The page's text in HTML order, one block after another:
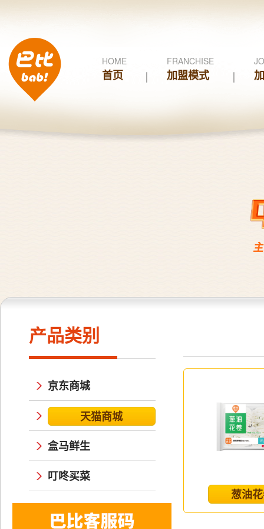
HOME
首页
FRANCHISE
加盟模式
葱油
产品类别
京东商城
天猫商城
盒马鲜生
叮咚买菜